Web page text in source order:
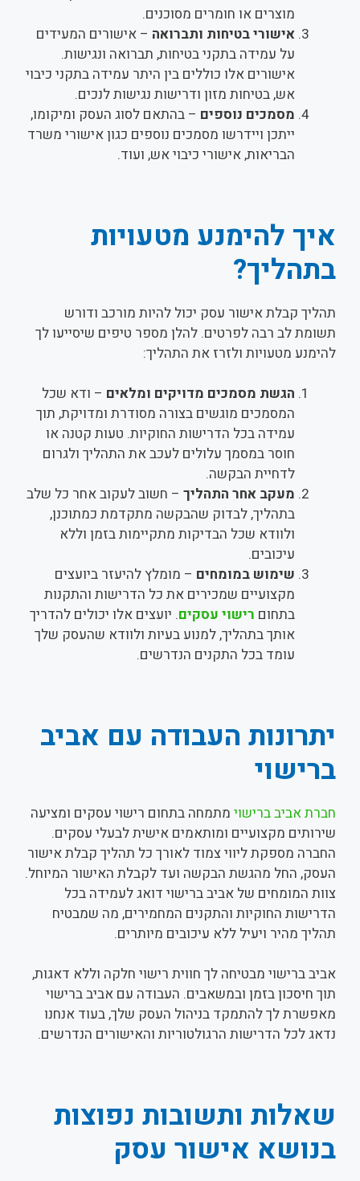
מוצרים או חומרים מסוכנים.
אישורי בטיחות ותברואה – אישורים המעידים
על עמידה בתקני בטיחות, תברואה ונגישות.
אישורים אלו כוללים בין היתר עמידה בתקני כיבוי
אש, בטיחות מזון ודרישות נגישות לנכים.
מסמכים נוספים – בהתאם לסוג העסק ומיקומו,
ייתכן ויידרשו מסמכים נוספים כגון אישורי משרד
הבריאות, אישורי כיבוי אש, ועוד.
איך להימנע מטעויות
בתהליך?
תהליך קבלת אישור עסק יכול להיות מורכב ודורש
תשומת לב רבה לפרטים. להלן מספר טיפים שיסייעו לך
להימנע מטעויות ולזרז את התהליך:
הגשת מסמכים מדויקים ומלאים – ודא שכל
המסמכים מוגשים בצורה מסודרת ומדויקת, תוך
עמידה בכל הדרישות החוקיות. טעות קטנה או
חוסר במסמך עלולים לעכב את התהליך ולגרום
לדחיית הבקשה.
מעקב אחר התהליך – חשוב לעקוב אחר כל שלב
בתהליך, לבדוק שהבקשה מתקדמת כמתוכנן,
ולוודא שכל הבדיקות מתקיימות בזמן וללא
עיכובים.
שימוש במומחים – מומלץ להיעזר ביועצים
מקצועיים שמכירים את כל הדרישות והתקנות
בתחום רישוי עסקים. יועצים אלו יכולים להדריך
אותך בתהליך, למנוע בעיות ולוודא שהעסק שלך
עומד בכל התקנים הנדרשים.
יתרונות העבודה עם אביב
ברישוי
חברת אביב ברישוי מתמחה בתחום רישוי עסקים ומציעה
שירותים מקצועיים ומותאמים אישית לבעלי עסקים.
החברה מספקת ליווי צמוד לאורך כל תהליך קבלת אישור
העסק, החל מהגשת הבקשה ועד לקבלת האישור המיוחל.
צוות המומחים של אביב ברישוי דואג לעמידה בכל
הדרישות החוקיות והתקנים המחמירים, מה שמבטיח
תהליך מהיר ויעיל ללא עיכובים מיותרים.
אביב ברישוי מבטיחה לך חווית רישוי חלקה וללא דאגות,
תוך חיסכון בזמן ובמשאבים. העבודה עם אביב ברישוי
מאפשרת לך להתמקד בניהול העסק שלך, בעוד אנחנו
נדאג לכל הדרישות הרגולטוריות והאישורים הנדרשים.
שאלות ותשובות נפוצות
בנושא אישור עסק